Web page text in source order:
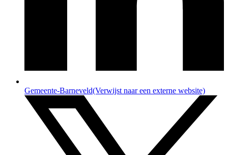
Gemeente-Barneveld(Verwijst naar een externe website)